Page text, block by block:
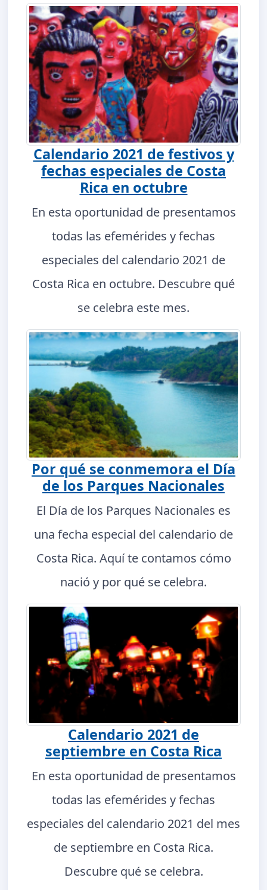
Calendario 2021 de festivos y
fechas especiales de Costa
Rica en octubre
En esta oportunidad de presentamos
todas las efemérides y fechas
especiales del calendario 2021 de
Costa Rica en octubre. Descubre qué
se celebra este mes.
Por qué se conmemora el Día
de los Parques Nacionales
El Día de los Parques Nacionales es
una fecha especial del calendario de
Costa Rica. Aquí te contamos cómo
nació y por qué se celebra.
Calendario 2021 de
septiembre en Costa Rica
En esta oportunidad de presentamos
todas las efemérides y fechas
especiales del calendario 2021 del mes
de septiembre en Costa Rica.
Descubre qué se celebra.